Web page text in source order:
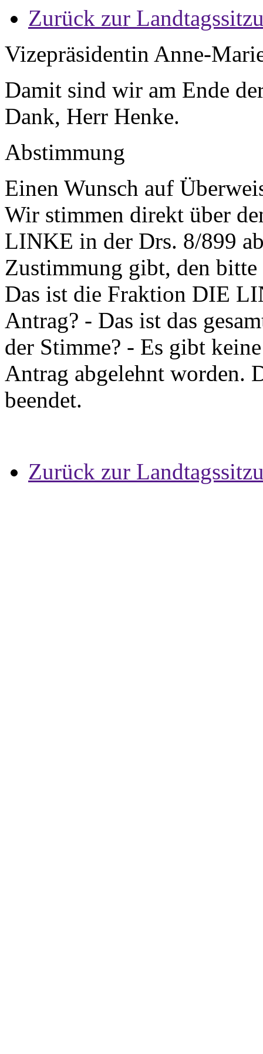
Zurück zur
Vizepräsidentin Anne-
Damit sind wir am Ende
Dank, Herr Henke.
Abstimmung
Einen Wunsch auf
Wir stimmen direkt über
LINKE in der Drs. 8/899
Zustimmung gibt, den
Das ist die Fraktion DIE
Antrag? - Das ist das
der Stimme? - Es gibt
Antrag abgelehnt worden.
beendet.
Zurück zur